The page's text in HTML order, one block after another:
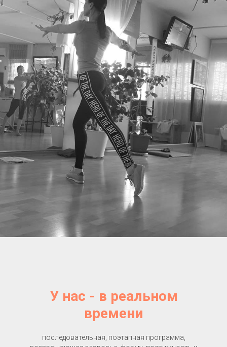
У нас - в реальном
времени
последовательная, поэтапная программа,